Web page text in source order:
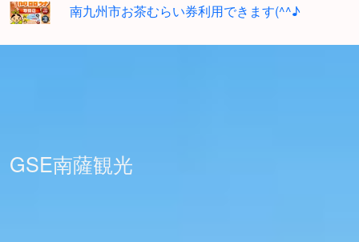
南九州市お茶むらい券利用できます(^^♪
GSE南薩観光